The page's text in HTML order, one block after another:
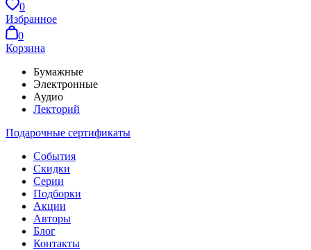
0
Избранное
0
Корзина
Бумажные
Электронные
Аудио
Лекторий
Подарочные сертификаты
События
Скидки
Серии
Подборки
Акции
Авторы
Блог
Контакты